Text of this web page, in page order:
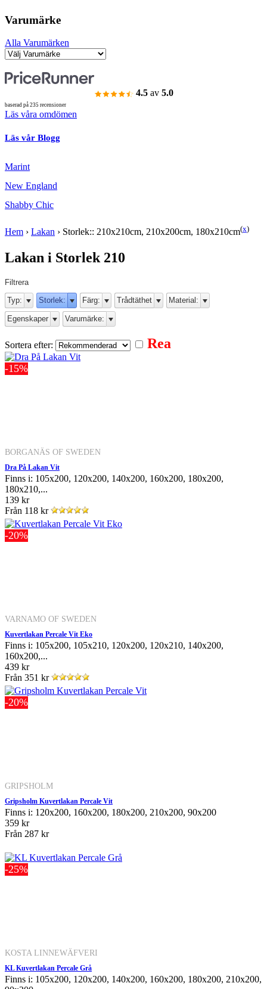
Varumärke
Alla Varumärken
4.5 av 5.0
baserad på 235 recensioner
Läs våra omdömen
Läs vår Blogg
Marint
New England
Shabby Chic
Hem › Lakan › Storlek:: 210x210cm, 210x200cm, 180x210cm(x)
Lakan i Storlek 210
Filtrera
Typ:
Storlek: Färg: Trådtäthet Material:
Egenskaper Varumärke:
Sortera efter: Rea
-15%
BORGANÄS OF SWEDEN
Dra På Lakan Vit
Finns i: 105x200, 120x200, 140x200, 160x200, 180x200,
180x210,...
139 kr
Från 118 kr
-20%
VARNAMO OF SWEDEN
Kuvertlakan Percale Vit Eko
Finns i: 105x200, 105x210, 120x200, 120x210, 140x200,
160x200,...
439 kr
Från 351 kr
-20%
GRIPSHOLM
Gripsholm Kuvertlakan Percale Vit
Finns i: 120x200, 160x200, 180x200, 210x200, 90x200
359 kr
Från 287 kr
-25%
KOSTA LINNEWÄFVERI
KL Kuvertlakan Percale Grå
Finns i: 105x200, 120x200, 140x200, 160x200, 180x200, 210x200,